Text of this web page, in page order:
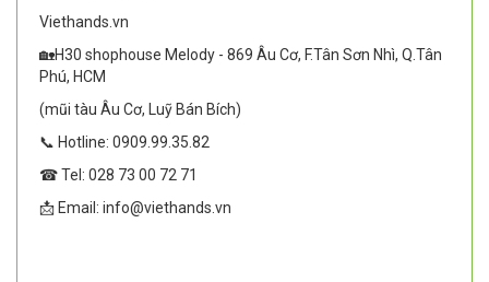
Viethands.vn
🏡H30 shophouse Melody - 869 Âu Cơ, F.Tân Sơn Nhì, Q.Tân
Phú, HCM
(mũi tàu Âu Cơ, Luỹ Bán Bích)
📞 Hotline: 0909.99.35.82
☎ Tel: 028 73 00 72 71
📩 Email: info@viethands.vn